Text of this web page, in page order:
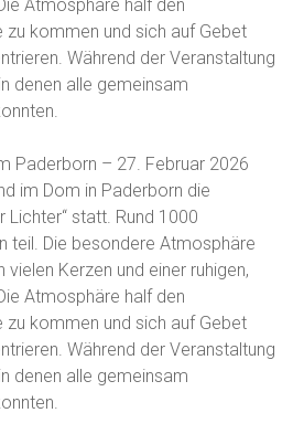
Atmosphäre half den
zu kommen und sich auf Gebet
Während der Veranstaltung
denen alle gemeinsam
Paderborn – 27. Februar 2026
im Dom in Paderborn die
Lichter“ statt. Rund 1000
teil. Die besondere Atmosphäre
Kerzen und einer ruhigen,
Atmosphäre half den
zu kommen und sich auf Gebet
Während der Veranstaltung
denen alle gemeinsam